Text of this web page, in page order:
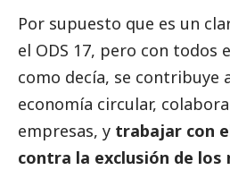
Por supuesto que es un
el ODS 17, pero con todos
como decía, se contribuye
economía circular,
empresas, y trabajar con
contra la exclusión de los